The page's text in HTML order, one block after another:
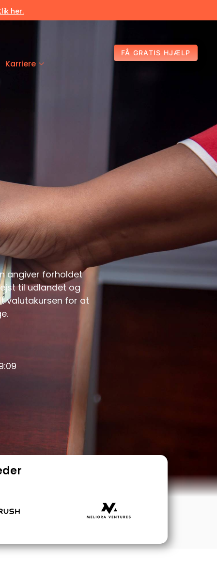
her.
Karriere
FÅ GRATIS HJÆLP
angiver forholdet
til udlandet og
valutakursen for at